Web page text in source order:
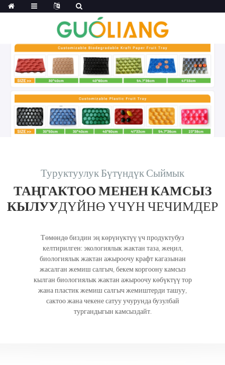
Туруктуулук Бүтүндүк Сыймык
ТАҢГАКТОО МЕНЕН КАМСЫЗ
КЫЛУУДҮЙНӨ ҮЧҮН ЧЕЧИМДЕР
Төмөндө биздин эң көрүнүктүү үч продуктубуз
келтирилген: экологиялык жактан таза, жеңил,
биологиялык жактан ажыроочу крафт кагазынан
жасалган жемиш салгыч, бекем коргоону камсыз
кылган биологиялык жактан ажыроочу көбүктүү тор
жана пластик жемиш салгыч жемиштерди ташуу,
сактоо жана чекене сатуу учурунда бузулбай
тургандыгын камсыздайт.